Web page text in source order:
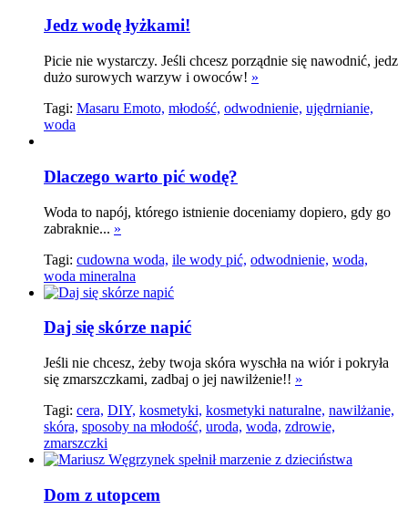
Jedz wodę łyżkami!
Picie nie wystarczy. Jeśli chcesz porządnie się nawodnić, jedz
dużo surowych warzyw i owoców! »
Tagi: Masaru Emoto, młodość, odwodnienie, ujędrnianie,
woda
Dlaczego warto pić wodę?
Woda to napój, którego istnienie doceniamy dopiero, gdy go
zabraknie... »
Tagi: cudowna woda, ile wody pić, odwodnienie, woda,
woda mineralna
Daj się skórze napić
Jeśli nie chcesz, żeby twoja skóra wyschła na wiór i pokryła
się zmarszczkami, zadbaj o jej nawilżenie!! »
Tagi: cera, DIY, kosmetyki, kosmetyki naturalne, nawilżanie,
skóra, sposoby na młodość, uroda, woda, zdrowie,
zmarszczki
Dom z utopcem